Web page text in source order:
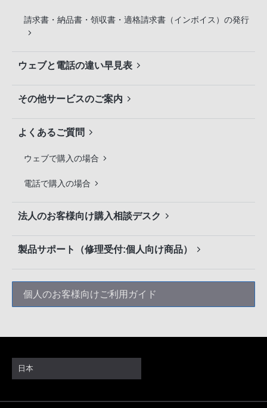
請求書・納品書・領収書・適格請求書（インボイス）の発行
ウェブと電話の違い早見表
その他サービスのご案内
よくあるご質問
ウェブで購入の場合
電話で購入の場合
法人のお客様向け購入相談デスク
製品サポート（修理受付:個人向け商品）
個人のお客様向けご利用ガイド
日本